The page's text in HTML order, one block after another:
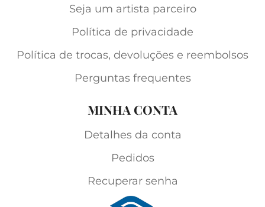
Seja um artista parceiro
Política de privacidade
Política de trocas, devoluções e reembolsos
Perguntas frequentes
MINHA CONTA
Detalhes da conta
Pedidos
Recuperar senha